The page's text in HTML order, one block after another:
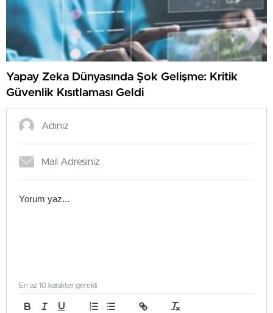
Yapay Zeka Dünyasında Şok Gelişme: Kritik
Güvenlik Kısıtlaması Geldi
En az 10 karakter gerekli